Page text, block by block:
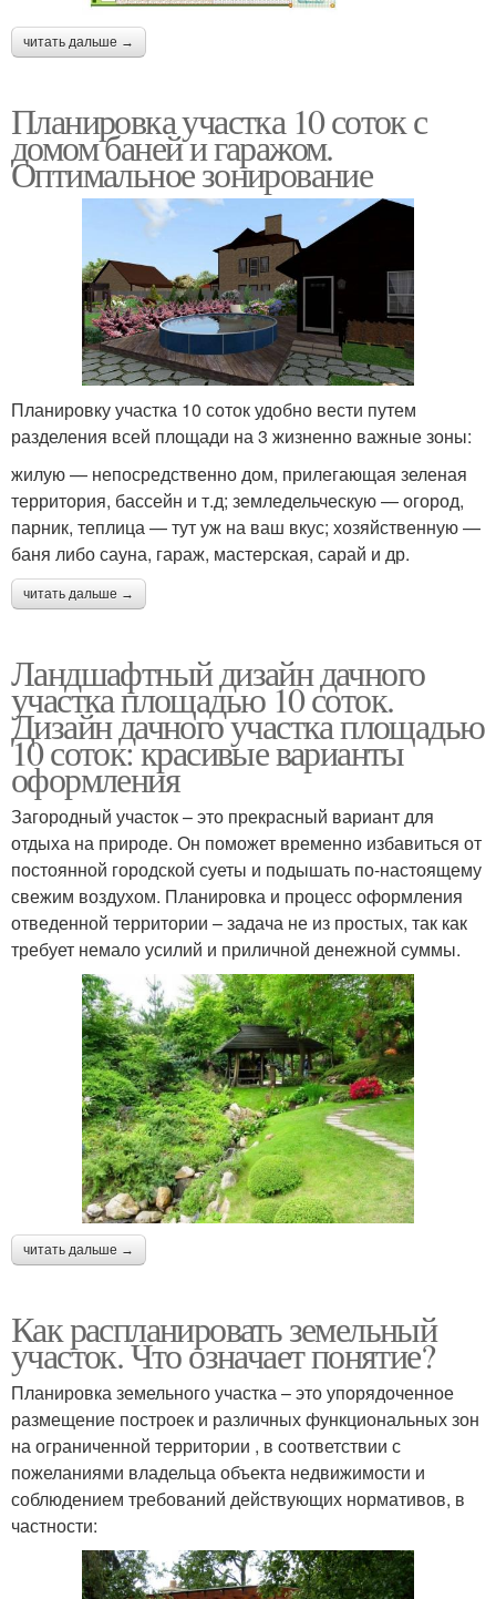
читать дальше →
Планировка участка 10 соток с
домом баней и гаражом.
Оптимальное зонирование
Планировку участка 10 соток удобно вести путем
разделения всей площади на 3 жизненно важные зоны:
жилую — непосредственно дом, прилегающая зеленая
территория, бассейн и т.д; земледельческую — огород,
парник, теплица — тут уж на ваш вкус; хозяйственную —
баня либо сауна, гараж, мастерская, сарай и др.
читать дальше →
Ландшафтный дизайн дачного
участка площадью 10 соток.
Дизайн дачного участка площадью
10 соток: красивые варианты
оформления
Загородный участок – это прекрасный вариант для
отдыха на природе. Он поможет временно избавиться от
постоянной городской суеты и подышать по-настоящему
свежим воздухом. Планировка и процесс оформления
отведенной территории – задача не из простых, так как
требует немало усилий и приличной денежной суммы.
читать дальше →
Как распланировать земельный
участок. Что означает понятие?
Планировка земельного участка – это упорядоченное
размещение построек и различных функциональных зон
на ограниченной территории , в соответствии с
пожеланиями владельца объекта недвижимости и
соблюдением требований действующих нормативов, в
частности: